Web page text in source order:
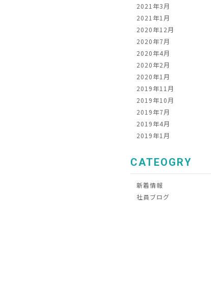
2021年3月
2021年1月
2020年12月
2020年7月
2020年4月
2020年2月
2020年1月
2019年11月
2019年10月
2019年7月
2019年4月
2019年1月
CATEOGRY
新着情報
社員ブログ